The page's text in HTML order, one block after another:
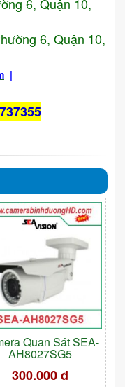
6, Quận 10,
6, Quận 10,
|
Quan Sát SEA-
AH8027SG5
300.000 đ